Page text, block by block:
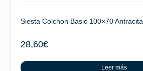
Siesta Colchon Basic 100×70 Antracita
28,60€
Leer más